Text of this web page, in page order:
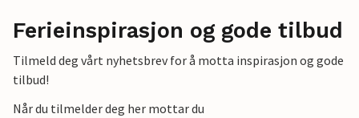
Ferieinspirasjon og gode tilbud
Tilmeld deg vårt nyhetsbrev for å motta inspirasjon og gode
tilbud!
Når du tilmelder deg her mottar du